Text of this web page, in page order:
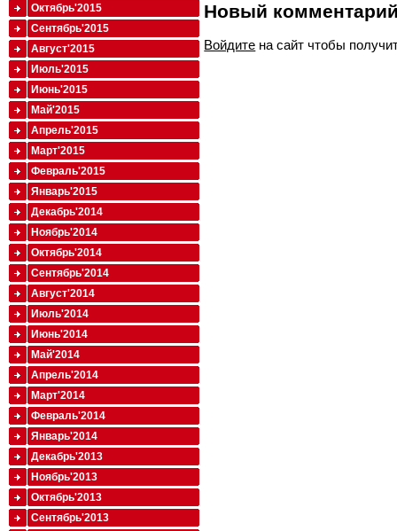
Новый
Войдите на сайт чтобы
Октябрь'2015
Сентябрь'2015
Август'2015
Июль'2015
Июнь'2015
Май'2015
Апрель'2015
Март'2015
Февраль'2015
Январь'2015
Декабрь'2014
Ноябрь'2014
Октябрь'2014
Сентябрь'2014
Август'2014
Июль'2014
Июнь'2014
Май'2014
Апрель'2014
Март'2014
Февраль'2014
Январь'2014
Декабрь'2013
Ноябрь'2013
Октябрь'2013
Сентябрь'2013